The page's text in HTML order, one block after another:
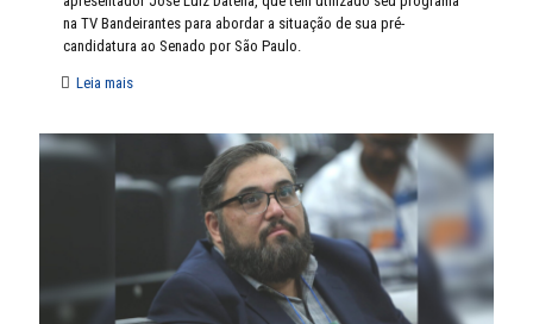
na TV Bandeirantes para abordar a situação de sua pré-
candidatura ao Senado por São Paulo.
Leia mais